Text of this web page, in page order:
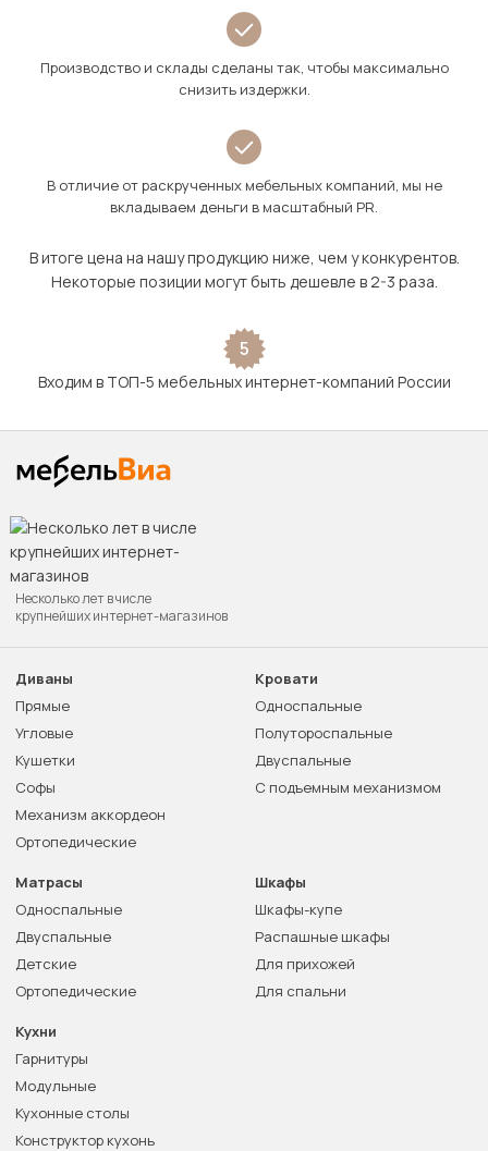
Производство и склады сделаны так, чтобы максимально
снизить издержки.
В отличие от раскрученных мебельных компаний, мы не
вкладываем деньги в масштабный PR.
В итоге цена на нашу продукцию ниже, чем у конкурентов.
Некоторые позиции могут быть дешевле в 2-3 раза.
5
Входим в ТОП-5 мебельных интернет-компаний России
Несколько лет в числе
крупнейших интернет-магазинов
Диваны
Прямые
Угловые
Кушетки
Софы
Механизм аккордеон
Ортопедические
Кровати
Односпальные
Полутороспальные
Двуспальные
С подъемным механизмом
Матрасы
Односпальные
Двуспальные
Детские
Ортопедические
Шкафы
Шкафы-купе
Распашные шкафы
Для прихожей
Для спальни
Кухни
Гарнитуры
Модульные
Кухонные столы
Конструктор кухонь